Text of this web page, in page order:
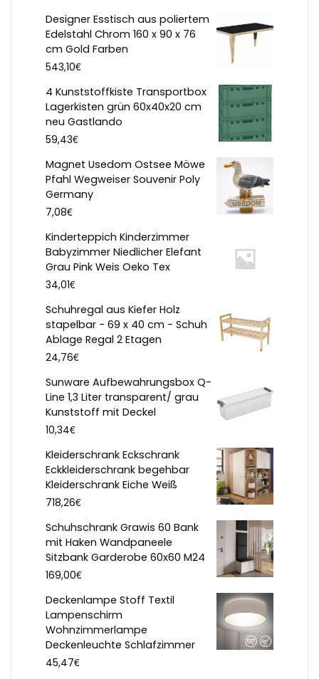
Designer Esstisch aus poliertem
Edelstahl Chrom 160 x 90 x 76
cm Gold Farben
543,10€
4 Kunststoffkiste Transportbox
Lagerkisten grün 60x40x20 cm
neu Gastlando
59,43€
Magnet Usedom Ostsee Möwe
Pfahl Wegweiser Souvenir Poly
Germany
7,08€
Kinderteppich Kinderzimmer
Babyzimmer Niedlicher Elefant
Grau Pink Weis Oeko Tex
34,01€
Schuhregal aus Kiefer Holz
stapelbar - 69 x 40 cm - Schuh
Ablage Regal 2 Etagen
24,76€
Sunware Aufbewahrungsbox Q-
Line 1,3 Liter transparent/ grau
Kunststoff mit Deckel
10,34€
Kleiderschrank Eckschrank
Eckkleiderschrank begehbar
Kleiderschrank Eiche Weiß
718,26€
Schuhschrank Grawis 60 Bank
mit Haken Wandpaneele
Sitzbank Garderobe 60x60 M24
169,00€
Deckenlampe Stoff Textil
Lampenschirm
Wohnzimmerlampe
Deckenleuchte Schlafzimmer
45,47€